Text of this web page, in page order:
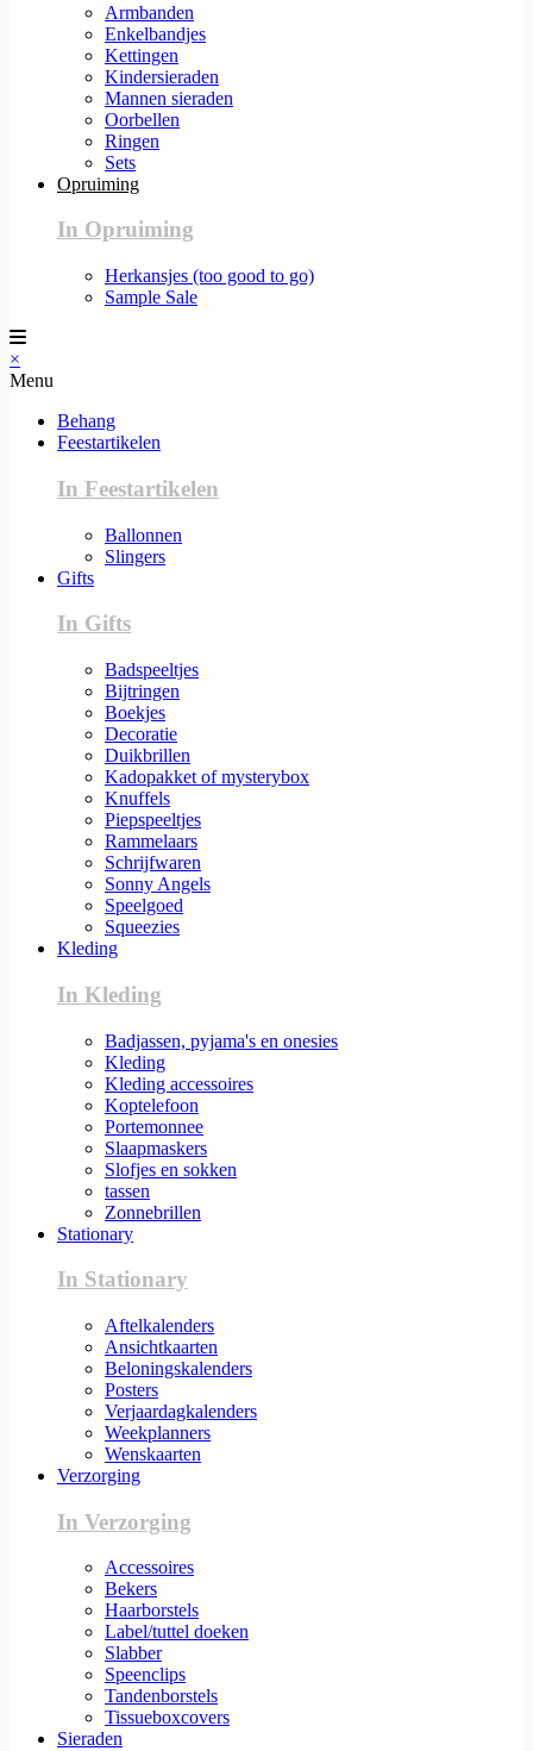
Armbanden
Enkelbandjes
Kettingen
Kindersieraden
Mannen sieraden
Oorbellen
Ringen
Sets
Opruiming
In Opruiming
Herkansjes (too good to go)
Sample Sale
×
Menu
Behang
Feestartikelen
In Feestartikelen
Ballonnen
Slingers
Gifts
In Gifts
Badspeeltjes
Bijtringen
Boekjes
Decoratie
Duikbrillen
Kadopakket of mysterybox
Knuffels
Piepspeeltjes
Rammelaars
Schrijfwaren
Sonny Angels
Speelgoed
Squeezies
Kleding
In Kleding
Badjassen, pyjama's en onesies
Kleding
Kleding accessoires
Koptelefoon
Portemonnee
Slaapmaskers
Slofjes en sokken
tassen
Zonnebrillen
Stationary
In Stationary
Aftelkalenders
Ansichtkaarten
Beloningskalenders
Posters
Verjaardagkalenders
Weekplanners
Wenskaarten
Verzorging
In Verzorging
Accessoires
Bekers
Haarborstels
Label/tuttel doeken
Slabber
Speenclips
Tandenborstels
Tissueboxcovers
Sieraden